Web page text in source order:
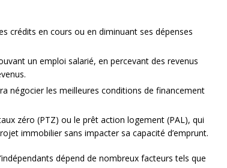
crédits en cours ou en diminuant ses dépenses
un emploi salarié, en percevant des revenus
négocier les meilleures conditions de financement
zéro (PTZ) ou le prêt action logement (PAL), qui
immobilier sans impacter sa capacité d’emprunt.
dépend de nombreux facteurs tels que